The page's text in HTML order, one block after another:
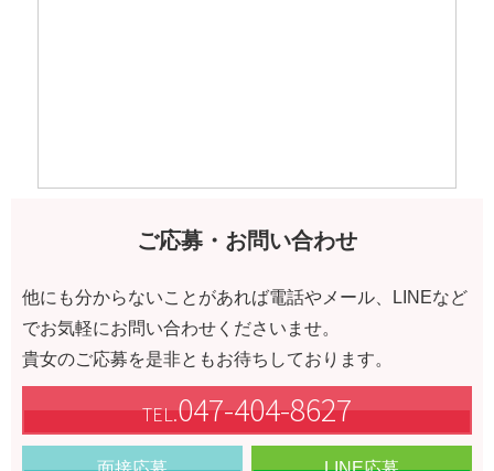
ご応募・お問い合わせ
他にも分からないことがあれば電話やメール、LINEなど
でお気軽にお問い合わせくださいませ。
貴女のご応募を是非ともお待ちしております。
TEL.047-404-8627